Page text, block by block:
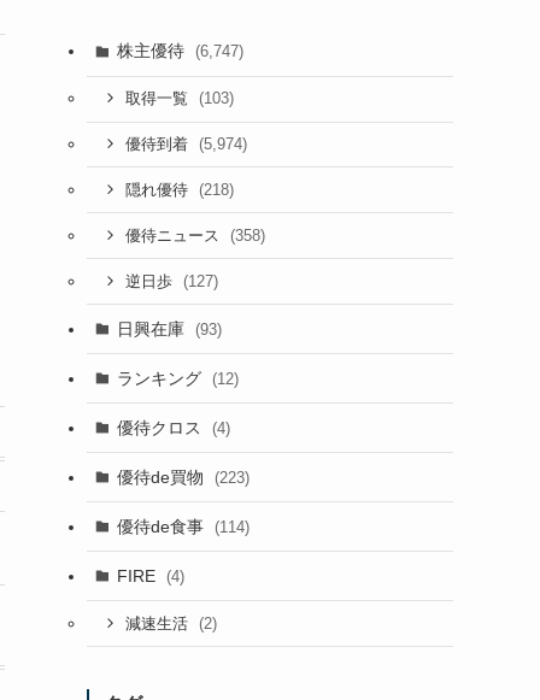
株主優待 (6,747)
取得一覧 (103)
優待到着 (5,974)
隠れ優待 (218)
優待ニュース (358)
逆日歩 (127)
日興在庫 (93)
ランキング (12)
優待クロス (4)
優待de買物 (223)
優待de食事 (114)
FIRE (4)
減速生活 (2)